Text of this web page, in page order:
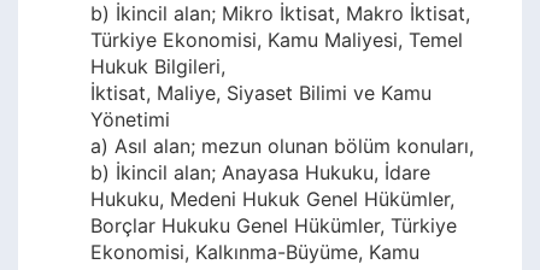
b) İkincil alan; Mikro İktisat, Makro İktisat,
Türkiye Ekonomisi, Kamu Maliyesi, Temel
Hukuk Bilgileri,
İktisat, Maliye, Siyaset Bilimi ve Kamu
Yönetimi
a) Asıl alan; mezun olunan bölüm konuları,
b) İkincil alan; Anayasa Hukuku, İdare
Hukuku, Medeni Hukuk Genel Hükümler,
Borçlar Hukuku Genel Hükümler, Türkiye
Ekonomisi, Kalkınma-Büyüme, Kamu